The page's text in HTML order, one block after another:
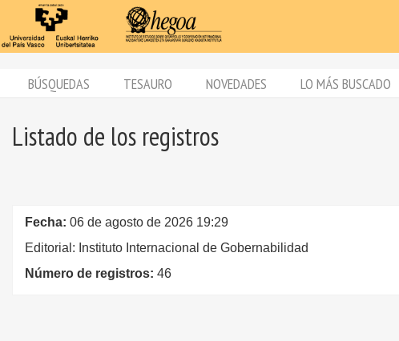
BÚSQUEDAS TESAURO NOVEDADES LO MÁS BUSCADO
Listado de los registros
Fecha: 06 de agosto de 2026 19:29
Editorial: Instituto Internacional de Gobernabilidad
Número de registros: 46